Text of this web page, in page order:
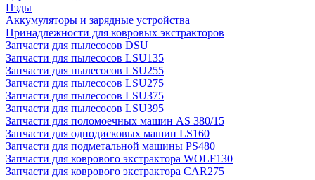
Пэды
Аккумуляторы и зарядные устройства
Принадлежности для ковровых экстракторов
Запчасти для пылесосов DSU
Запчасти для пылесосов LSU135
Запчасти для пылесосов LSU255
Запчасти для пылесосов LSU275
Запчасти для пылесосов LSU375
Запчасти для пылесосов LSU395
Запчасти для поломоечных машин AS 380/15
Запчасти для однодисковых машин LS160
Запчасти для подметальной машины PS480
Запчасти для коврового экстрактора WOLF130
Запчасти для коврового экстрактора CAR275